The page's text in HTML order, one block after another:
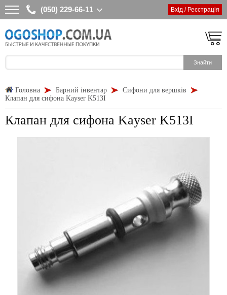
(050) 229-66-11 Вхід / Реєстрація
Головна Барний інвентар
Сифони для вершків
Клапан для сифона Kayser K513I
Клапан для сифона Kayser K513I